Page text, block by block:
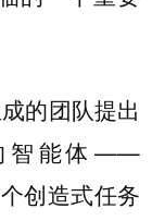
的团队提出
智能体——
创造式任务